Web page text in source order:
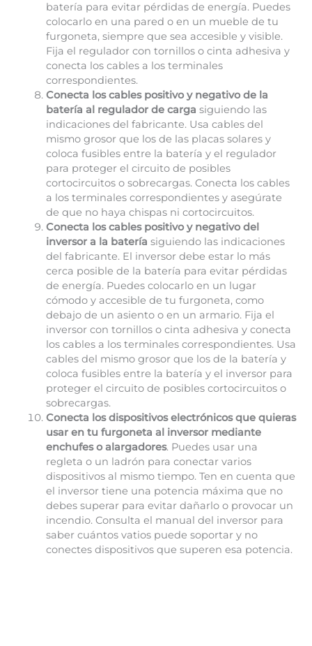
batería para evitar pérdidas de energía. Puedes
colocarlo en una pared o en un mueble de tu
furgoneta, siempre que sea accesible y visible.
Fija el regulador con tornillos o cinta adhesiva y
conecta los cables a los terminales
correspondientes.
Conecta los cables positivo y negativo de la
batería al regulador de carga siguiendo las
indicaciones del fabricante. Usa cables del
mismo grosor que los de las placas solares y
coloca fusibles entre la batería y el regulador
para proteger el circuito de posibles
cortocircuitos o sobrecargas. Conecta los cables
a los terminales correspondientes y asegúrate
de que no haya chispas ni cortocircuitos.
Conecta los cables positivo y negativo del
inversor a la batería siguiendo las indicaciones
del fabricante. El inversor debe estar lo más
cerca posible de la batería para evitar pérdidas
de energía. Puedes colocarlo en un lugar
cómodo y accesible de tu furgoneta, como
debajo de un asiento o en un armario. Fija el
inversor con tornillos o cinta adhesiva y conecta
los cables a los terminales correspondientes. Usa
cables del mismo grosor que los de la batería y
coloca fusibles entre la batería y el inversor para
proteger el circuito de posibles cortocircuitos o
sobrecargas.
Conecta los dispositivos electrónicos que quieras
usar en tu furgoneta al inversor mediante
enchufes o alargadores. Puedes usar una
regleta o un ladrón para conectar varios
dispositivos al mismo tiempo. Ten en cuenta que
el inversor tiene una potencia máxima que no
debes superar para evitar dañarlo o provocar un
incendio. Consulta el manual del inversor para
saber cuántos vatios puede soportar y no
conectes dispositivos que superen esa potencia.